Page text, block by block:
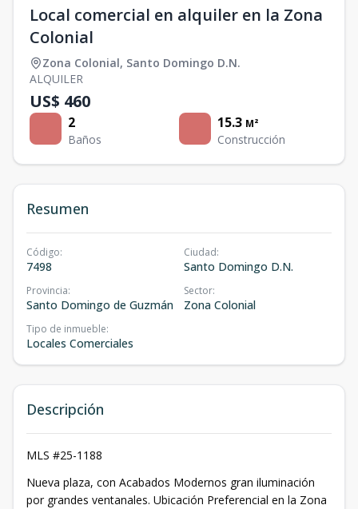
Local comercial en alquiler en la Zona
Colonial
Zona Colonial, Santo Domingo D.N.
ALQUILER
US$ 460
2
Baños
15.3 M²
Construcción
Resumen
Código:
7498
Ciudad:
Santo Domingo D.N.
Provincia:
Santo Domingo de Guzmán
Sector:
Zona Colonial
Tipo de inmueble:
Locales Comerciales
Descripción
MLS #25-1188
Nueva plaza, con Acabados Modernos gran iluminación
por grandes ventanales. Ubicación Preferencial en la Zona